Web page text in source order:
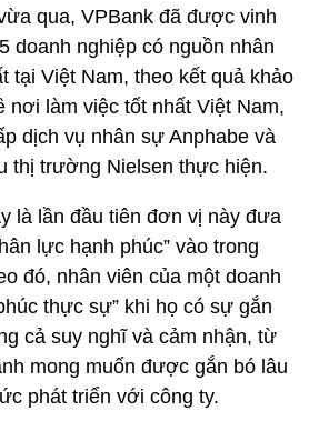
qua, VPBank đã được vinh
doanh nghiệp có nguồn nhân
tại Việt Nam, theo kết quả khảo
nơi làm việc tốt nhất Việt Nam,
dịch vụ nhân sự Anphabe và
thị trường Nielsen thực hiện.
là lần đầu tiên đơn vị này đưa
lực hạnh phúc” vào trong
đó, nhân viên của một doanh
thực sự” khi họ có sự gắn
cả suy nghĩ và cảm nhận, từ
mong muốn được gắn bó lâu
phát triển với công ty.